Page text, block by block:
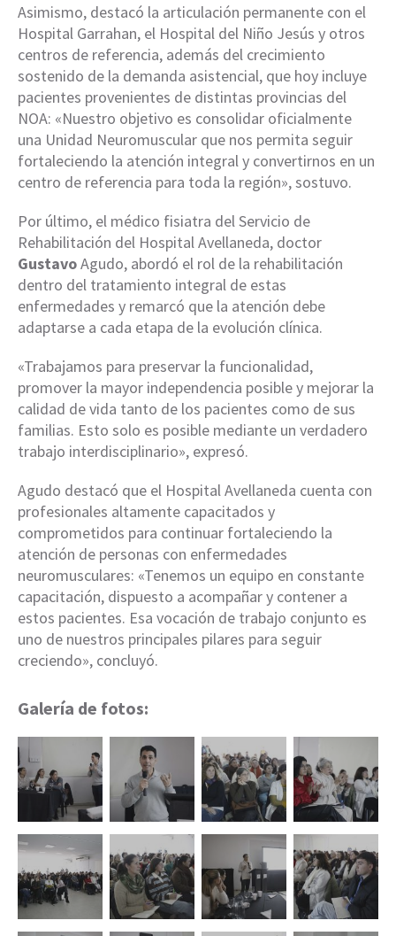
Asimismo, destacó la articulación permanente con el
Hospital Garrahan, el Hospital del Niño Jesús y otros
centros de referencia, además del crecimiento
sostenido de la demanda asistencial, que hoy incluye
pacientes provenientes de distintas provincias del
NOA: «Nuestro objetivo es consolidar oficialmente
una Unidad Neuromuscular que nos permita seguir
fortaleciendo la atención integral y convertirnos en un
centro de referencia para toda la región», sostuvo.
Por último, el médico fisiatra del Servicio de
Rehabilitación del Hospital Avellaneda, doctor
GustavoAgudo, abordó el rol de la rehabilitación
dentro del tratamiento integral de estas
enfermedades y remarcó que la atención debe
adaptarse a cada etapa de la evolución clínica.
«Trabajamos para preservar la funcionalidad,
promover la mayor independencia posible y mejorar la
calidad de vida tanto de los pacientes como de sus
familias. Esto solo es posible mediante un verdadero
trabajo interdisciplinario», expresó.
Agudo destacó que el Hospital Avellaneda cuenta con
profesionales altamente capacitados y
comprometidos para continuar fortaleciendo la
atención de personas con enfermedades
neuromusculares: «Tenemos un equipo en constante
capacitación, dispuesto a acompañar y contener a
estos pacientes. Esa vocación de trabajo conjunto es
uno de nuestros principales pilares para seguir
creciendo», concluyó.
Galería de fotos: